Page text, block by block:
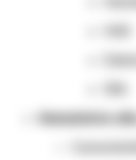
Hematúria